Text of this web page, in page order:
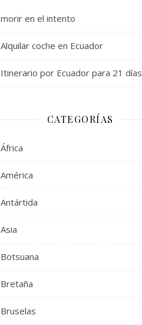
morir en el intento
Alquilar coche en Ecuador
Itinerario por Ecuador para 21 días
CATEGORÍAS
África
América
Antártida
Asia
Botsuana
Bretaña
Bruselas